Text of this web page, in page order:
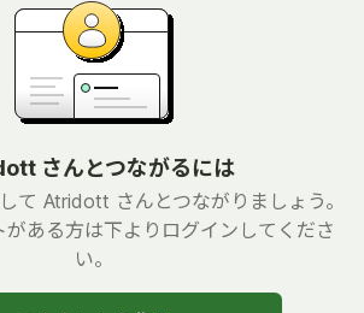
さんとつながるには
て Atridott さんとつながりましょう。
ある方は下よりログインしてくださ
い。